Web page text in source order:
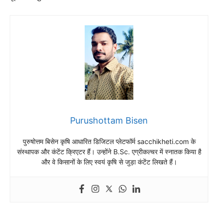
Purushottam Bisen
पुरुषोत्तम बिसेन कृषि आधारित डिजिटल प्लेटफॉर्म sacchikheti.com के
संस्थापक और कंटेंट क्रिएटर हैं। उन्होंने B.Sc. एग्रीकल्चर में स्नातक किया है
और वे किसानों के लिए स्वयं कृषि से जुड़ा कंटेंट लिखते हैं।